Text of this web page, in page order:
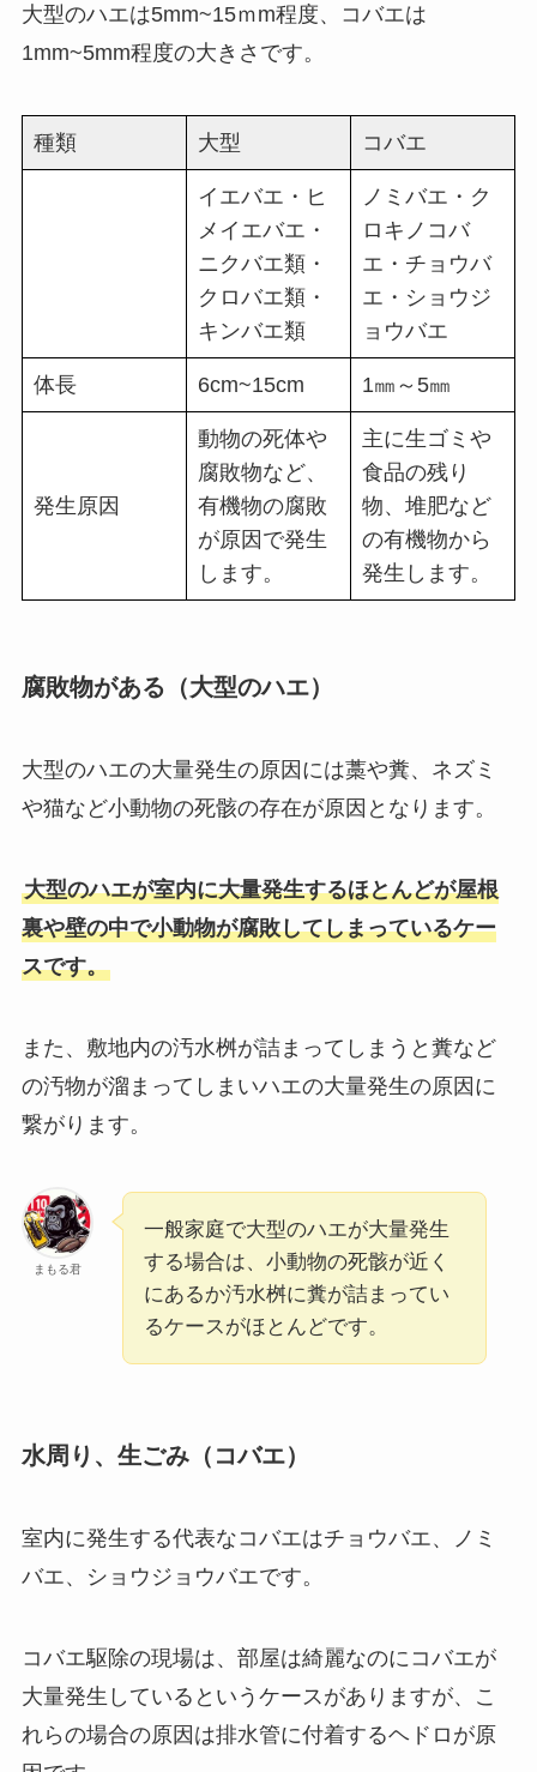
大型のハエは5mm~15ｍm程度、コバエは
1mm~5mm程度の大きさです。
種類 大型 コバエ
イエバエ・ヒ
メイエバエ・
ニクバエ類・
クロバエ類・
キンバエ類
ノミバエ・ク
ロキノコバ
エ・チョウバ
エ・ショウジ
ョウバエ
体長 6cm~15cm 1㎜～5㎜
発生原因
動物の死体や
腐敗物など、
有機物の腐敗
が原因で発生
します。
主に生ゴミや
食品の残り
物、堆肥など
の有機物から
発生します。
腐敗物がある （大型のハエ）
大型のハエの大量発生の原因には藁や糞、ネズミ
や猫など小動物の死骸の存在が原因となります。
大型のハエが室内に大量発生するほとんどが屋根
裏や壁の中で小動物が腐敗してしまっているケー
スです。
また、敷地内の汚水桝が詰まってしまうと糞など
の汚物が溜まってしまいハエの大量発生の原因に
繋がります。
まもる君
一般家庭で大型のハエが大量発生
する場合は、小動物の死骸が近く
にあるか汚水桝に糞が詰まってい
るケースがほとんどです。
水周り、生ごみ（コバエ）
室内に発生する代表なコバエはチョウバエ、ノミ
バエ、ショウジョウバエです。
コバエ駆除の現場は、部屋は綺麗なのにコバエが
大量発生しているというケースがありますが、こ
れらの場合の原因は排水管に付着するヘドロが原